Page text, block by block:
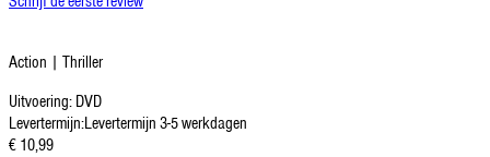
Action | Thriller
Uitvoering: DVD
Levertermijn:Levertermijn 3-5 werkdagen
€ 10,99